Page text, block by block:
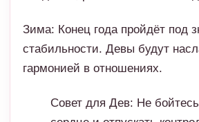
сердце и отпускать
Настоящая любовь всегда
когда вы готовы доверять.